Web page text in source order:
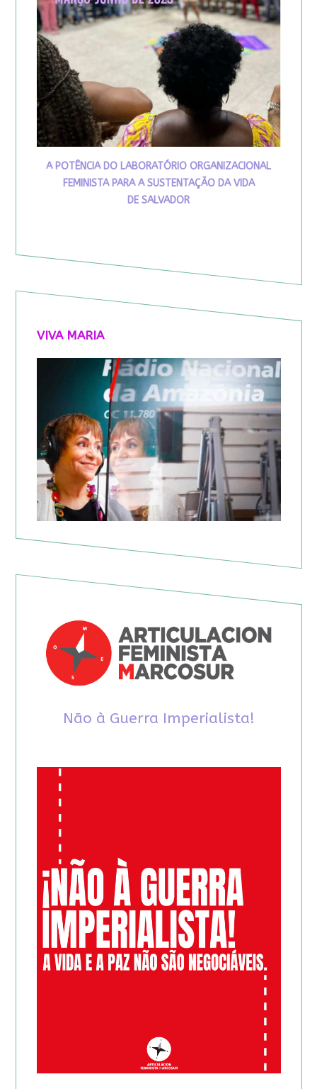
A POTÊNCIA DO LABORATÓRIO ORGANIZACIONAL
FEMINISTA PARA A SUSTENTAÇÃO DA VIDA
DE SALVADOR
VIVA MARIA
Não à Guerra Imperialista!